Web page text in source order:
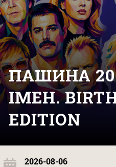
ПАШИНА
ІМЕН.
EDITION
2026-08-06